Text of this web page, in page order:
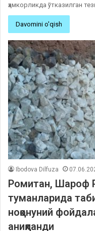
ҳамкорликда ўтказилган
Davomini o'qish
Ibodova Dilfuza
Ромитан, Шароф
туманларида
ноқонуний
аниқланди